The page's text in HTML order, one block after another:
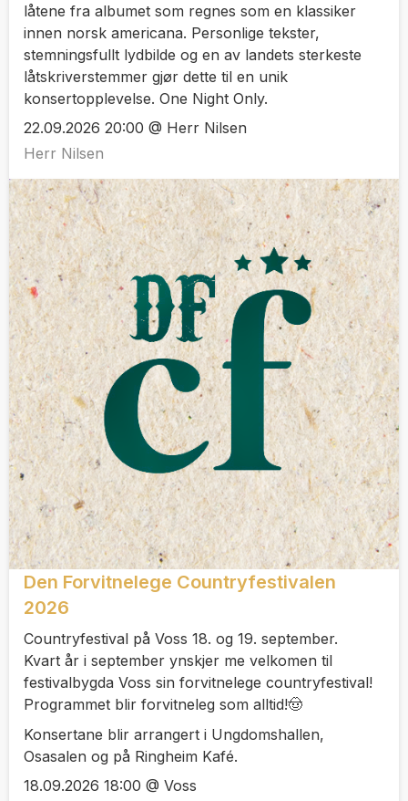
låtene fra albumet som regnes som en klassiker
innen norsk americana. Personlige tekster,
stemningsfullt lydbilde og en av landets sterkeste
låtskriverstemmer gjør dette til en unik
konsertopplevelse. One Night Only.
22.09.2026 20:00 @ Herr Nilsen
Herr Nilsen
Den Forvitnelege Countryfestivalen
2026
Countryfestival på Voss 18. og 19. september.
Kvart år i september ynskjer me velkomen til
festivalbygda Voss sin forvitnelege countryfestival!
Programmet blir forvitneleg som alltid!🤠
Konsertane blir arrangert i Ungdomshallen,
Osasalen og på Ringheim Kafé.
18.09.2026 18:00 @ Voss